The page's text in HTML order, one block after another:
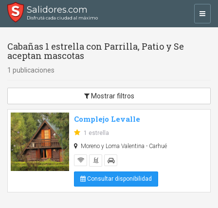
Salidores.com
Disfrutá cada ciudad al máximo
Cabañas 1 estrella con Parrilla, Patio y Se
aceptan mascotas
1 publicaciones
Mostrar filtros
Complejo Levalle
1 estrella
Moreno y Loma Valentina - Carhué
Consultar disponibilidad